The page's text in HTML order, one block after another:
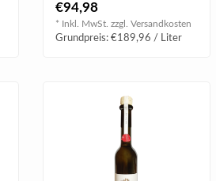
präsentiert sic..
€94,98
* Inkl. MwSt. zzgl. Versandkosten
Grundpreis: €189,96 / Liter